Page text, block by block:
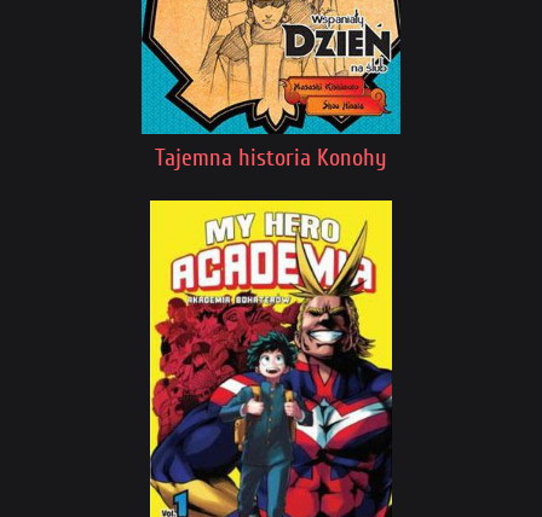
Tajemna historia Konohy